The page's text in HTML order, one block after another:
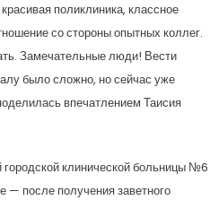
поликлиника, классное
со стороны опытных коллег.
Замечательные люди! Вести
было сложно, но сейчас уже
впечатлением Таисия
клинической больницы №6
— после получения заветного